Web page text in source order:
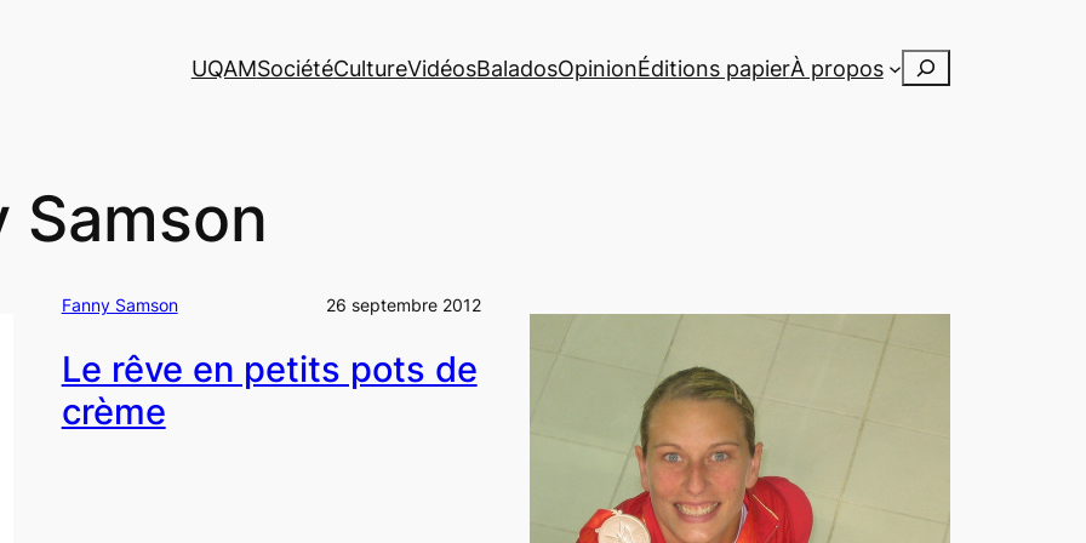
UQAMSociétéCultureVidéosBaladosOpinionÉditions papierÀ propos Rechercher
Samson
Fanny Samson 26 septembre 2012
Le rêve en petits pots de
crème